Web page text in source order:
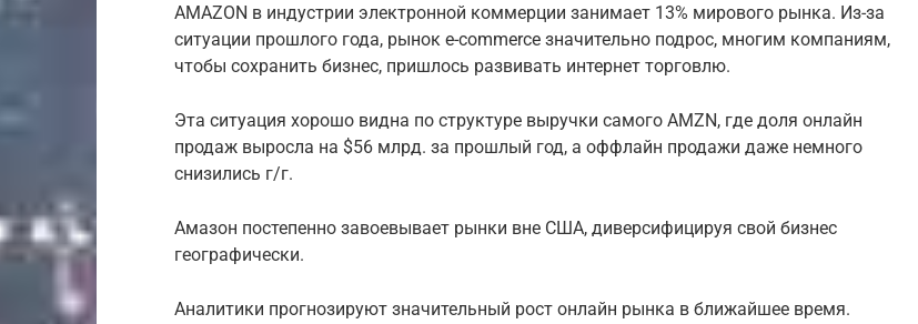
AMAZON в индустрии электронной коммерции занимает 13% мирового рынка. Из-за
ситуации прошлого года, рынок e-commerce значительно подрос, многим компаниям,
чтобы сохранить бизнес, пришлось развивать интернет торговлю.
Эта ситуация хорошо видна по структуре выручки самого AMZN, где доля онлайн
продаж выросла на $56 млрд. за прошлый год, а оффлайн продажи даже немного
снизились г/г.
Амазон постепенно завоевывает рынки вне США, диверсифицируя свой бизнес
географически.
Аналитики прогнозируют значительный рост онлайн рынка в ближайшее время.